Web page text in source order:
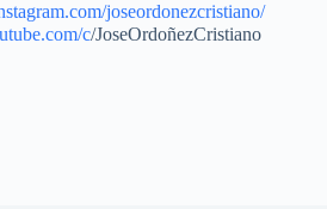
joseordonezcristiano/
c/JoseOrdoñezCristiano